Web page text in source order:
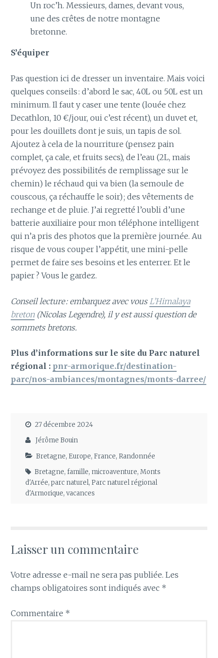
Un roc’h. Messieurs, dames, devant vous,
une des crêtes de notre montagne
bretonne.
S’équiper
Pas question ici de dresser un inventaire. Mais voici
quelques conseils : d’abord le sac, 40L ou 50L est un
minimum. Il faut y caser une tente (louée chez
Decathlon, 10 €/jour, oui c’est récent), un duvet et,
pour les douillets dont je suis, un tapis de sol.
Ajoutez à cela de la nourriture (pensez pain
complet, ça cale, et fruits secs), de l’eau (2L, mais
prévoyez des possibilités de remplissage sur le
chemin) le réchaud qui va bien (la semoule de
couscous, ça réchauffe le soir) ; des vêtements de
rechange et de pluie. J’ai regretté l’oubli d’une
batterie auxiliaire pour mon téléphone intelligent
qui n’a pris des photos que la première journée. Au
risque de vous couper l’appétit, une mini-pelle
permet de faire ses besoins et les enterrer. Et le
papier ? Vous le gardez.
Conseil lecture : embarquez avec vous L’Himalaya
breton(Nicolas Legendre), il y est aussi question de
sommets bretons.
Plus d’informations sur le site du Parc naturel
régional : pnr-armorique.fr/destination-
parc/nos-ambiances/montagnes/monts-darree/
27 décembre 2024
Jérôme Bouin
Bretagne,Europe,France,Randonnée
Bretagne,famille, microaventure,Monts
d'Arrée,parc naturel,Parc naturel régional
d'Armorique,vacances
Laisser un commentaire
Votre adresse e-mail ne sera pas publiée. Les
champs obligatoires sont indiqués avec *
Commentaire *